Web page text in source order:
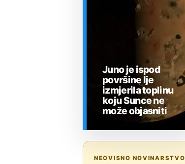
Juno je ispod
površine Ije
izmjerila toplinu
koju Sunce ne
može objasniti
NEOVISNO NOVINARSTVO